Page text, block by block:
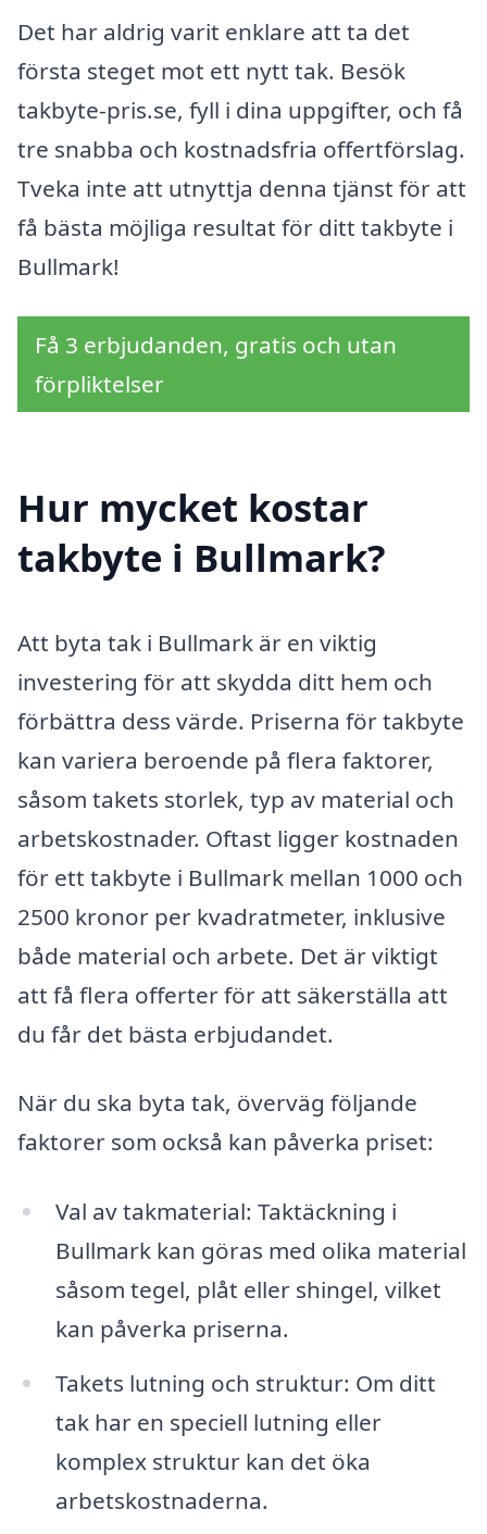
Det har aldrig varit enklare att ta det
första steget mot ett nytt tak. Besök
takbyte-pris.se, fyll i dina uppgifter, och få
tre snabba och kostnadsfria offertförslag.
Tveka inte att utnyttja denna tjänst för att
få bästa möjliga resultat för ditt takbyte i
Bullmark!
Få 3 erbjudanden, gratis och utan
förpliktelser
Hur mycket kostar
takbyte i Bullmark?
Att byta tak i Bullmark är en viktig
investering för att skydda ditt hem och
förbättra dess värde. Priserna för takbyte
kan variera beroende på flera faktorer,
såsom takets storlek, typ av material och
arbetskostnader. Oftast ligger kostnaden
för ett takbyte i Bullmark mellan 1000 och
2500 kronor per kvadratmeter, inklusive
både material och arbete. Det är viktigt
att få flera offerter för att säkerställa att
du får det bästa erbjudandet.
När du ska byta tak, överväg följande
faktorer som också kan påverka priset:
Val av takmaterial: Taktäckning i
Bullmark kan göras med olika material
såsom tegel, plåt eller shingel, vilket
kan påverka priserna.
Takets lutning och struktur: Om ditt
tak har en speciell lutning eller
komplex struktur kan det öka
arbetskostnaderna.